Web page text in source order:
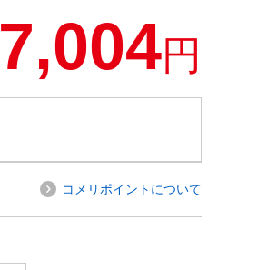
7,004円
コメリポイントについて